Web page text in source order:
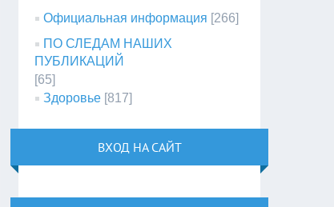
Официальная информация [266]
ПО СЛЕДАМ НАШИХ
ПУБЛИКАЦИЙ
[65]
Здоровье [817]
ВХОД НА САЙТ